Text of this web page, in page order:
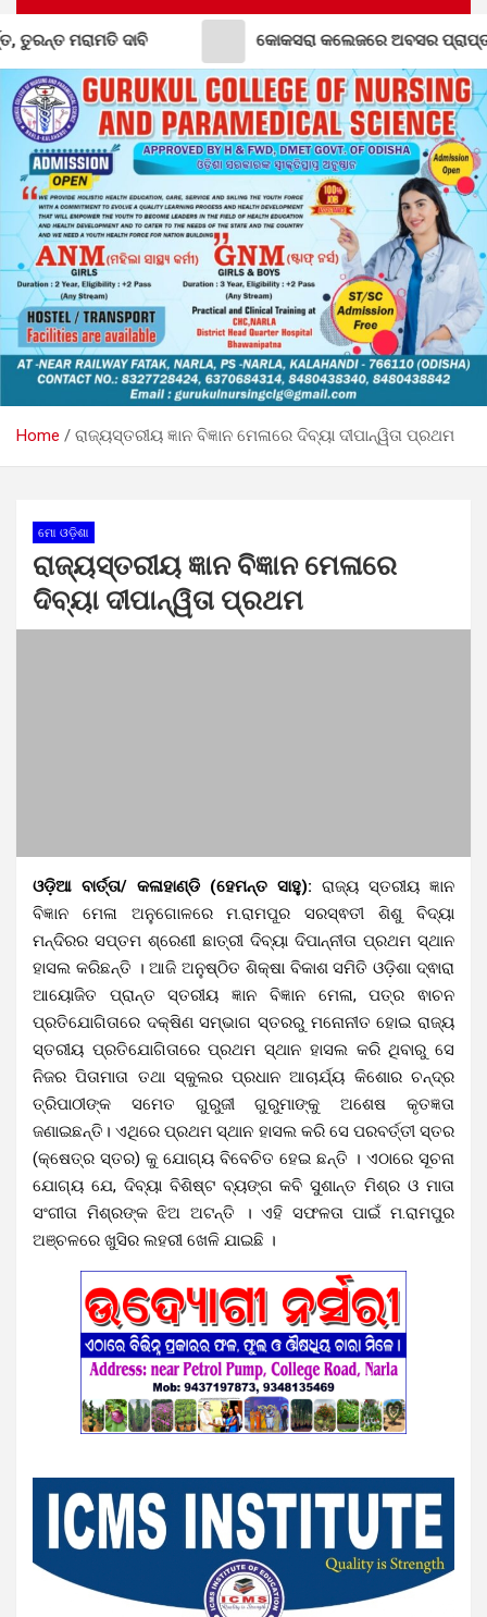
ଦାବି କୋକସରା କଲେଜରେ ଅବସର ପ୍ରାପ୍ତ କର୍ମଚାରୀଙ୍କୁ
Home ରାଜ୍ୟସ୍ତରୀୟ ଜ୍ଞାନ ବିଜ୍ଞାନ ମେଳାରେ ଦିବ୍ୟା ଦୀପାନ୍ୱିତା ପ୍ରଥମ
ମୋ ଓଡ଼ିଶା
ରାଜ୍ୟସ୍ତରୀୟ ଜ୍ଞାନ ବିଜ୍ଞାନ ମେଳାରେ
ଦିବ୍ୟା ଦୀପାନ୍ୱିତା ପ୍ରଥମ
ଓଡ଼ିଆ ବାର୍ତ୍ତା/ କଳାହାଣ୍ଡି (ହେମନ୍ତ ସାହୁ): ରାଜ୍ୟ ସ୍ତରୀୟ ଜ୍ଞାନ
ବିଜ୍ଞାନ ମେଳା ଅନୁଗୋଳରେ ମ.ରାମପୁର ସରସ୍ଵତୀ ଶିଶୁ ବିଦ୍ୟା
ମନ୍ଦିରର ସପ୍ତମ ଶ୍ରେଣୀ ଛାତ୍ରୀ ଦିବ୍ୟା ଦିପାନ୍ନୀତା ପ୍ରଥମ ସ୍ଥାନ
ହାସଲ କରିଛନ୍ତି । ଆଜି ଅନୁଷ୍ଠିତ ଶିକ୍ଷା ବିକାଶ ସମିତି ଓଡ଼ିଶା ଦ୍ଵାରା
ଆୟୋଜିତ ପ୍ରାନ୍ତ ସ୍ତରୀୟ ଜ୍ଞାନ ବିଜ୍ଞାନ ମେଳା, ପତ୍ର ଵାଚନ
ପ୍ରତିଯୋଗିତାରେ ଦକ୍ଷିଣ ସମ୍ଭାଗ ସ୍ତରରୁ ମନୋନୀତ ହୋଇ ରାଜ୍ୟ
ସ୍ତରୀୟ ପ୍ରତିଯୋଗିତାରେ ପ୍ରଥମ ସ୍ଥାନ ହାସଲ କରି ଥିବାରୁ ସେ
ନିଜର ପିତାମାତା ତଥା ସ୍କୁଲର ପ୍ରଧାନ ଆଚାର୍ଯ୍ୟ କିଶୋର ଚନ୍ଦ୍ର
ତ୍ରିପାଠୀଙ୍କ ସମେତ ଗୁରୁଜୀ ଗୁରୁମାଙ୍କୁ ଅଶେଷ କୃତଜ୍ଞତା
ଜଣାଇଛନ୍ତି। ଏଥିରେ ପ୍ରଥମ ସ୍ଥାନ ହାସଲ କରି ସେ ପରବର୍ତ୍ତୀ ସ୍ତର
(କ୍ଷେତ୍ର ସ୍ତର) କୁ ଯୋଗ୍ୟ ବିବେଚିତ ହେଇ ଛନ୍ତି । ଏଠାରେ ସୂଚନା
ଯୋଗ୍ୟ ଯେ, ଦିବ୍ୟା ବିଶିଷ୍ଟ ବ୍ୟଙ୍ଗ କବି ସୁଶାନ୍ତ ମିଶ୍ର ଓ ମାତା
ସଂଗୀତା ମିଶ୍ରଙ୍କ ଝିଅ ଅଟନ୍ତି । ଏହି ସଫଳତା ପାଇଁ ମ.ରାମପୁର
ଅଞ୍ଚଳରେ ଖୁସିର ଲହରୀ ଖେଳି ଯାଇଛି ।